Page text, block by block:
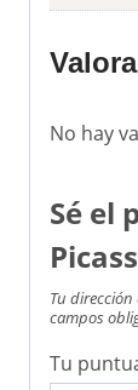
No hay
Sé el
Tu
campos
Tu